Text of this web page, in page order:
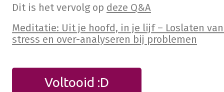
Dit is het vervolg op deze Q&A
Meditatie: Uit je hoofd, in je lijf – Loslaten
stress en over-analyseren bij problemen
Voltooid :D